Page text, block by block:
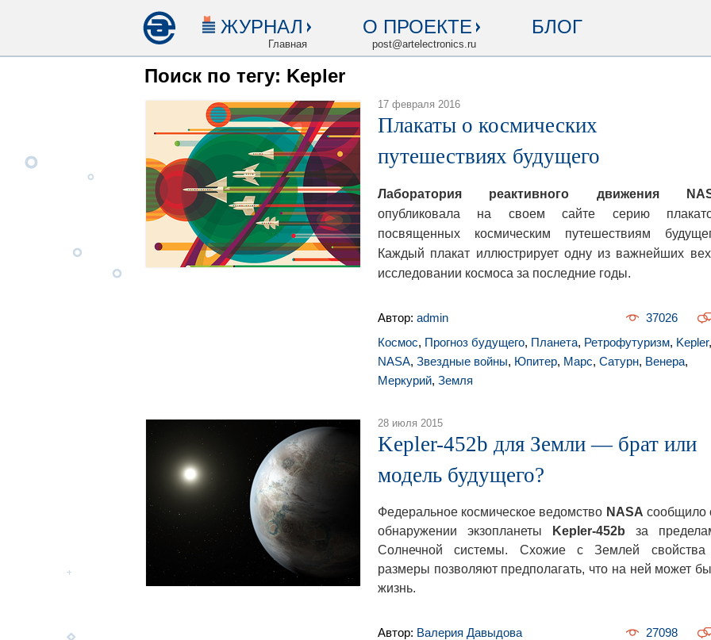
ЖУРНАЛ
Главная
О ПРОЕКТЕ
post@artelectronics.ru
БЛОГ
Поиск по тегу: Kepler
17 февраля 2016
Плакаты о космических
путешествиях будущего
Лаборатория реактивного движения
опубликовала на своем сайте серию
посвященных космическим путешествиям
Каждый плакат иллюстрирует одну из важнейших
исследовании космоса за последние годы.
Автор: admin
37026
Космос, Прогноз будущего, Планета, Ретрофутуризм, Kepler,
NASA, Звездные войны, Юпитер, Марс, Сатурн, Венера,
Меркурий, Земля
28 июля 2015
Kepler-452b для Земли ― брат или
модель будущего?
Федеральное космическое ведомство NASA сообщило
обнаружении экзопланеты
Kepler-452b за
Солнечной системы. Схожие с Землей
размеры позволяют предполагать, что на ней может
жизнь.
Автор: Валерия Давыдова
27098